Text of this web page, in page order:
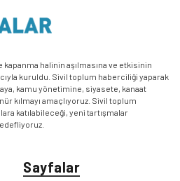
halinin aşılmasına ve etkisinin
kuruldu. Sivil toplum haberciliği yaparak
kamu yönetimine, siyasete, kanaat
kılmayı amaçlıyoruz. Sivil toplum
katılabileceği, yeni tartışmalar
Sayfalar